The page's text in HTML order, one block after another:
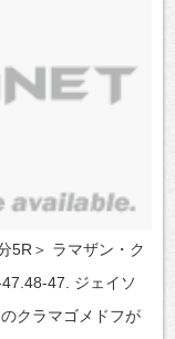
5R＞ ラマザン・ク
47. ジェイソ
クラマゴメドフが